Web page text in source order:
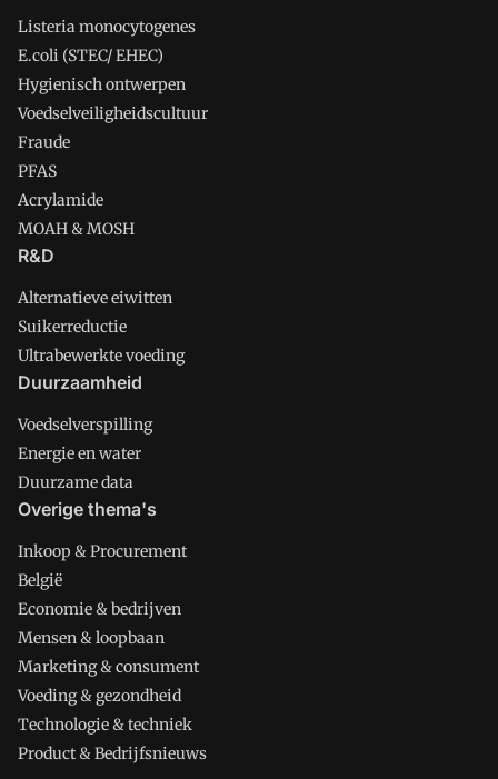
Listeria monocytogenes
E.coli (STEC/ EHEC)
Hygienisch ontwerpen
Voedselveiligheidscultuur
Fraude
PFAS
Acrylamide
MOAH & MOSH
R&D
Alternatieve eiwitten
Suikerreductie
Ultrabewerkte voeding
Duurzaamheid
Voedselverspilling
Energie en water
Duurzame data
Overige thema's
Inkoop & Procurement
België
Economie & bedrijven
Mensen & loopbaan
Marketing & consument
Voeding & gezondheid
Technologie & techniek
Product & Bedrijfsnieuws